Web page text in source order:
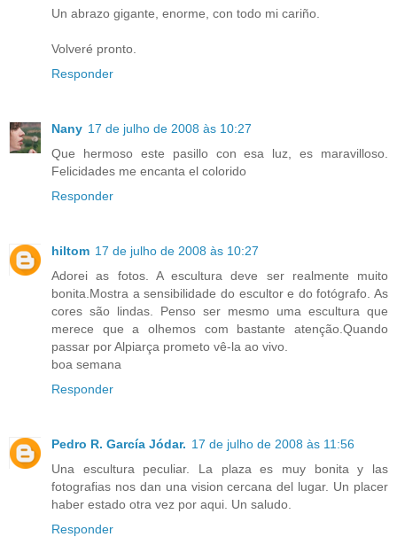
Un abrazo gigante, enorme, con todo mi cariño.
Volveré pronto.
Responder
Nany 17 de julho de 2008 às 10:27
Que hermoso este pasillo con esa luz, es maravilloso.
Felicidades me encanta el colorido
Responder
hiltom 17 de julho de 2008 às 10:27
Adorei as fotos. A escultura deve ser realmente muito
bonita.Mostra a sensibilidade do escultor e do fotógrafo. As
cores são lindas. Penso ser mesmo uma escultura que
merece que a olhemos com bastante atenção.Quando
passar por Alpiarça prometo vê-la ao vivo.
boa semana
Responder
Pedro R. García Jódar. 17 de julho de 2008 às 11:56
Una escultura peculiar. La plaza es muy bonita y las
fotografias nos dan una vision cercana del lugar. Un placer
haber estado otra vez por aqui. Un saludo.
Responder